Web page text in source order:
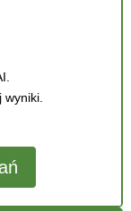
wyniki.